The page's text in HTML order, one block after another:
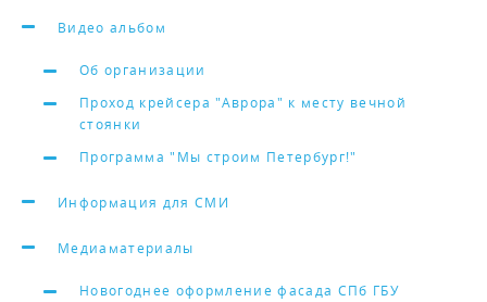
Видео альбом
Об организации
Проход крейсера "Аврора" к месту вечной
стоянки
Программа "Мы строим Петербург!"
Информация для СМИ
Медиаматериалы
Новогоднее оформление фасада СПб ГБУ